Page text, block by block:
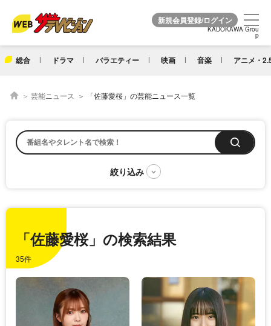
KADOKAWA Grou
p
総合 ドラマ バラエティー 映画 音楽 アニメ・
KADOKAWA Grou
p
芸能ニュース 「佐藤愛桜」の芸能ニュース一覧
「佐藤愛桜」の検索結果
35件